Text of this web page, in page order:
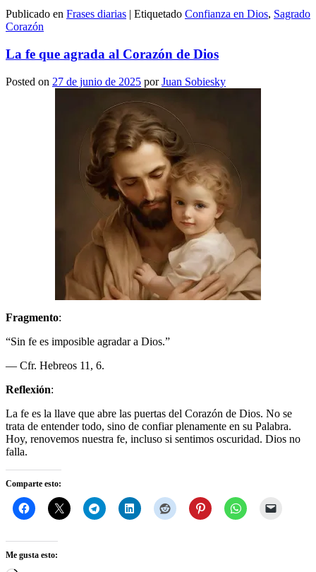
Publicado en Frases diarias | Etiquetado Confianza en Dios, Sagrado
Corazón
La fe que agrada al Corazón de Dios
Posted on 27 de junio de 2025 porJuan Sobiesky
Fragmento:
“Sin fe es imposible agradar a Dios.”
— Cfr. Hebreos 11, 6.
Reflexión:
La fe es la llave que abre las puertas del Corazón de Dios. No se
trata de entender todo, sino de confiar plenamente en su Palabra.
Hoy, renovemos nuestra fe, incluso si sentimos oscuridad. Dios no
falla.
Comparte esto:
Me gusta esto: